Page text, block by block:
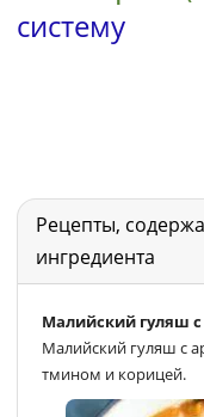
Рецепты,
ингредиента
Малийский гуляш
Малийский гуляш с
тмином и корицей.